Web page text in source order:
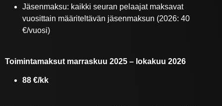
Jäsenmaksu: kaikki seuran pelaajat maksavat
vuosittain määriteltävän jäsenmaksun (2026: 40
€/vuosi)
Toimintamaksut marraskuu 2025 – lokakuu 2026
88 €/kk